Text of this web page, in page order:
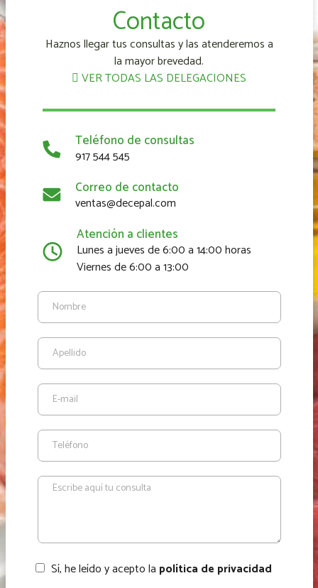
Contacto
Haznos llegar tus consultas y las atenderemos a
la mayor brevedad.
VER TODAS LAS DELEGACIONES
Teléfono de consultas
917 544 545
Correo de contacto
ventas@decepal.com
Atención a clientes
Lunes a jueves de 6:00 a 14:00 horas
Viernes de 6:00 a 13:00
Sí, he leído y acepto la política de privacidad